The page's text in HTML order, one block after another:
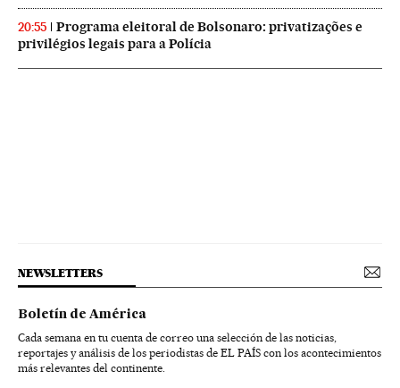
20:55
Programa eleitoral de Bolsonaro: privatizações e
privilégios legais para a Polícia
NEWSLETTERS
Boletín de América
Cada semana en tu cuenta de correo una selección de las noticias,
reportajes y análisis de los periodistas de EL PAÍS con los acontecimientos
más relevantes del continente.